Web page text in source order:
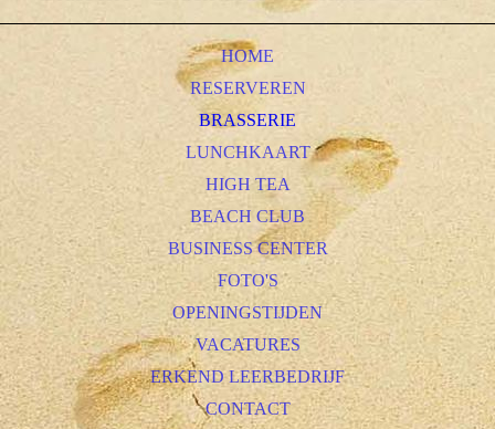
HOME
RESERVEREN
BRASSERIE
LUNCHKAART
HIGH TEA
BEACH CLUB
BUSINESS CENTER
FOTO'S
OPENINGSTIJDEN
VACATURES
ERKEND LEERBEDRIJF
CONTACT